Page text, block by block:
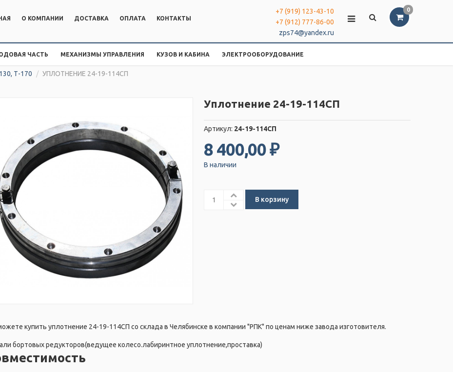
0
О КОМПАНИИ ДОСТАВКА ОПЛАТА КОНТАКТЫ
+7 (919) 123-43-10
+7 (912) 777-86-00
zps74@yandex.ru
ЧАСТЬ МЕХАНИЗМЫ УПРАВЛЕНИЯ КУЗОВ И КАБИНА ЭЛЕКТРООБОРУДОВАНИЕ
Т-170 / УПЛОТНЕНИЕ 24-19-114СП
Уплотнение 24-19-114СП
Артикул: 24-19-114СП
8 400,00 ₽
В наличии
купить уплотнение 24-19-114СП со склада в Челябинске в компании "РПК" по ценам ниже завода изготовителя.
бортовых редукторов(ведущее колесо.лабиринтное уплотнение,проставка)